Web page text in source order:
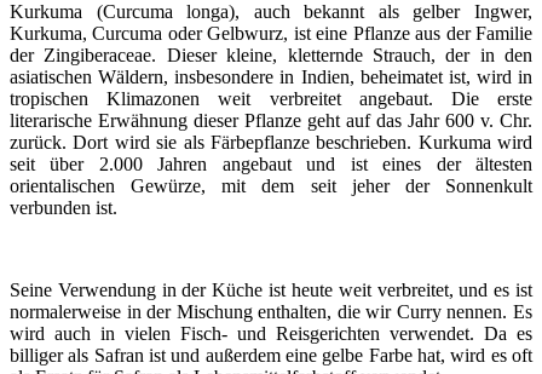
Kurkuma (Curcuma longa), auch bekannt als gelber Ingwer,
Kurkuma, Curcuma oder Gelbwurz, ist eine Pflanze aus der Familie
der Zingiberaceae. Dieser kleine, kletternde Strauch, der in den
asiatischen Wäldern, insbesondere in Indien, beheimatet ist, wird in
tropischen Klimazonen weit verbreitet angebaut. Die erste
literarische Erwähnung dieser Pflanze geht auf das Jahr 600 v. Chr.
zurück. Dort wird sie als Färbepflanze beschrieben. Kurkuma wird
seit über 2.000 Jahren angebaut und ist eines der ältesten
orientalischen Gewürze, mit dem seit jeher der Sonnenkult
verbunden ist.
Seine Verwendung in der Küche ist heute weit verbreitet, und es ist
normalerweise in der Mischung enthalten, die wir Curry nennen. Es
wird auch in vielen Fisch- und Reisgerichten verwendet. Da es
billiger als Safran ist und außerdem eine gelbe Farbe hat, wird es oft